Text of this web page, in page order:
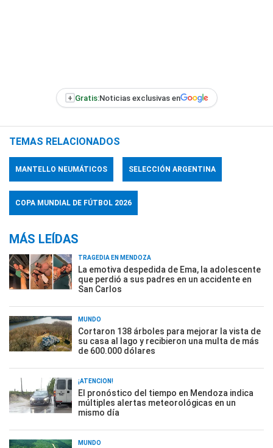
+ Gratis:Noticias exclusivas en
TEMAS RELACIONADOS
MANTELLO NEUMÁTICOS SELECCIÓN ARGENTINA
COPA MUNDIAL DE FÚTBOL 2026
MÁS LEÍDAS
TRAGEDIA EN MENDOZA
La emotiva despedida de Ema, la adolescente
que perdió a sus padres en un accidente en
San Carlos
MUNDO
Cortaron 138 árboles para mejorar la vista de
su casa al lago y recibieron una multa de más
de 600.000 dólares
¡ATENCIÓN!
El pronóstico del tiempo en Mendoza indica
múltiples alertas meteorológicas en un
mismo día
MUNDO